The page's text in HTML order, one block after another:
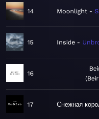
14 Moonlight
15 Inside
16
17 Снежная